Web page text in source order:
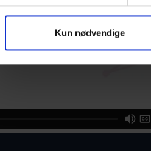
Kun nødvendige